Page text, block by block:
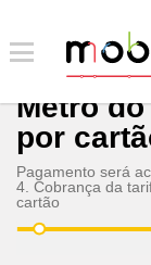
Metrô
por
Pagamento será
4. Cobrança da
cartão